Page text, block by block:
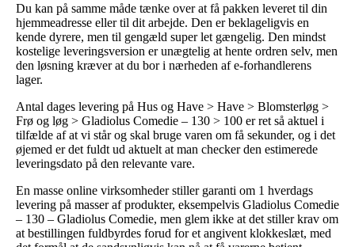
Du kan på samme måde tænke over at få pakken leveret til din
hjemmeadresse eller til dit arbejde. Den er beklageligvis en
kende dyrere, men til gengæld super let gængelig. Den mindst
kostelige leveringsversion er unægtelig at hente ordren selv, men
den løsning kræver at du bor i nærheden af e-forhandlerens
lager.
Antal dages levering på Hus og Have > Have > Blomsterløg >
Frø og løg > Gladiolus Comedie – 130 > 100 er ret så aktuel i
tilfælde af at vi står og skal bruge varen om få sekunder, og i det
øjemed er det fuldt ud aktuelt at man checker den estimerede
leveringsdato på den relevante vare.
En masse online virksomheder stiller garanti om 1 hverdags
levering på masser af produkter, eksempelvis Gladiolus Comedie
– 130 – Gladiolus Comedie, men glem ikke at det stiller krav om
at bestillingen fuldbyrdes forud for et angivent klokkeslæt, med